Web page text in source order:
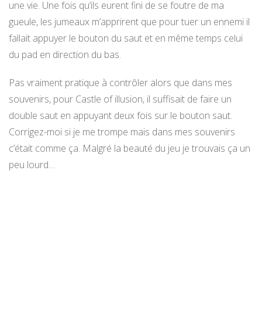
une vie. Une fois qu’ils eurent fini de se foutre de ma
gueule, les jumeaux m’apprirent que pour tuer un ennemi il
fallait appuyer le bouton du saut et en même temps celui
du pad en direction du bas.
Pas vraiment pratique à contrôler alors que dans mes
souvenirs, pour Castle of illusion, il suffisait de faire un
double saut en appuyant deux fois sur le bouton saut.
Corrigez-moi si je me trompe mais dans mes souvenirs
c’était comme ça. Malgré la beauté du jeu je trouvais ça un
peu lourd…